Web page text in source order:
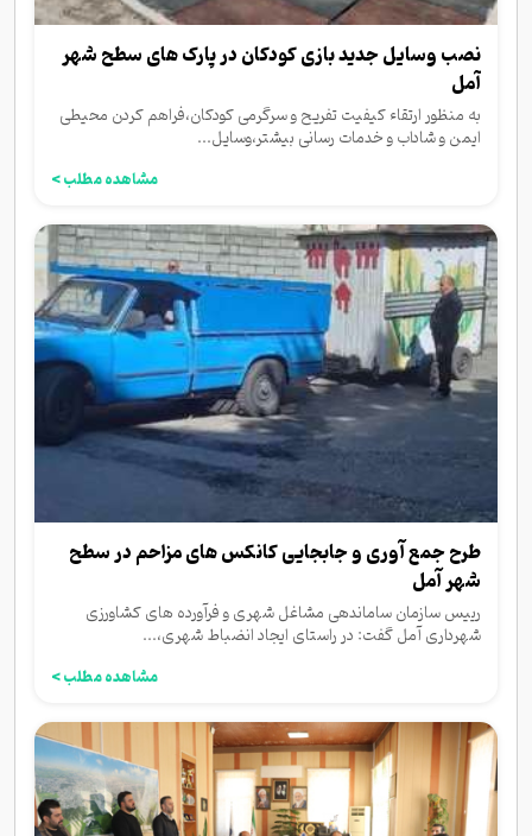
نصب وسایل جدید بازی کودکان در پارک‌ های سطح شهر
آمل
به منظور ارتقاء کیفیت تفریح و سرگرمی کودکان،فراهم کردن محیطی
ایمن و شاداب و خدمات رسانی بیشتر،وسایل...
مشاهده مطلب >
طرح جمع آوری و جابجایی کانکس های مزاحم در سطح
شهر آمل
رییس سازمان ساماندهی مشاغل شهری و فرآورده های کشاورزی
شهرداری آمل گفت: در راستای ایجاد انضباط شهری،...
مشاهده مطلب >